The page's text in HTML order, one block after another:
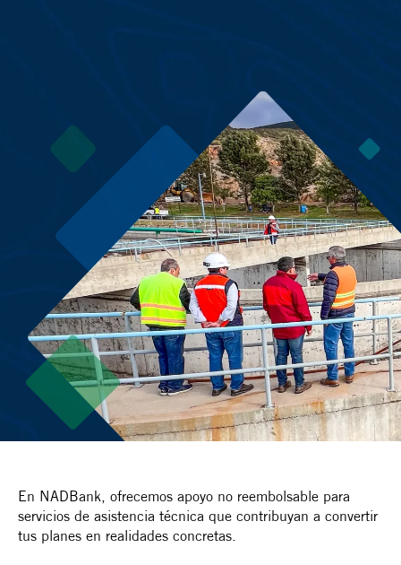
En NADBank, ofrecemos apoyo no reembolsable para
servicios de asistencia técnica que contribuyan a convertir
tus planes en realidades concretas.